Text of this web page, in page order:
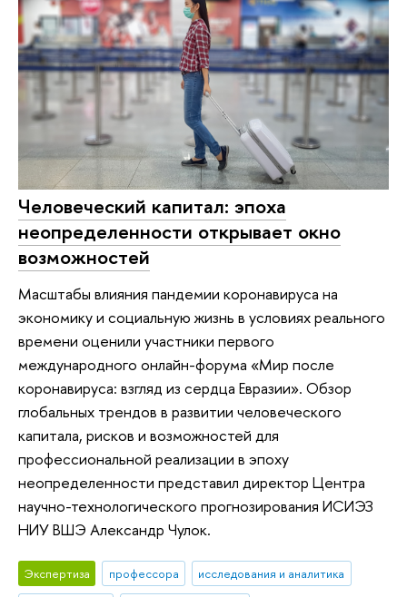
Человеческий капитал: эпоха
неопределенности открывает окно
возможностей
Масштабы влияния пандемии коронавируса на
экономику и социальную жизнь в условиях реального
времени оценили участники первого
международного онлайн-форума «Мир после
коронавируса: взгляд из сердца Евразии». Обзор
глобальных трендов в развитии человеческого
капитала, рисков и возможностей для
профессиональной реализации в эпоху
неопределенности представил директор Центра
научно-технологического прогнозирования ИСИЭЗ
НИУ ВШЭ Александр Чулок.
Экспертиза профессора
исследования и аналитика